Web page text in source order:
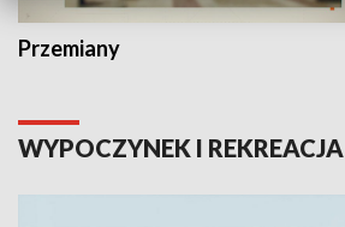
Przemiany
WYPOCZYNEK I REKREACJA